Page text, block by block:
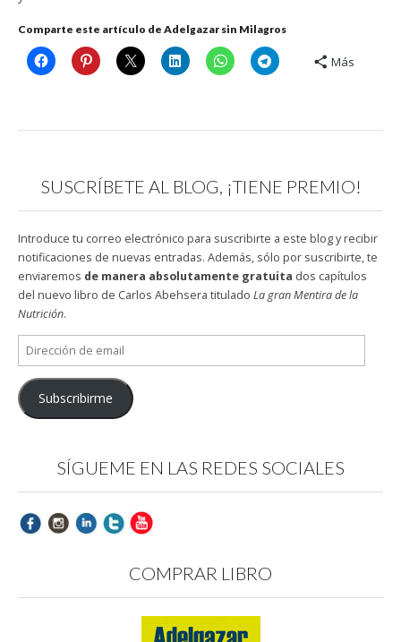
Comparte este artículo de Adelgazar sin Milagros
Más
SUSCRÍBETE AL BLOG, ¡TIENE PREMIO!
Introduce tu correo electrónico para suscribirte a este blog y recibir
notificaciones de nuevas entradas. Además, sólo por suscribirte, te
enviaremos de manera absolutamente gratuita dos capítulos
del nuevo libro de Carlos Abehsera titulado La gran Mentira de la
Nutrición.
Dirección
de
email
Subscribirme
SÍGUEME EN LAS REDES SOCIALES
COMPRAR LIBRO